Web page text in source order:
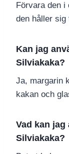
Förvara den i
den håller sig
Kan jag
Silviakaka?
Ja, margarin
kakan och
Vad kan
Silviakaka?